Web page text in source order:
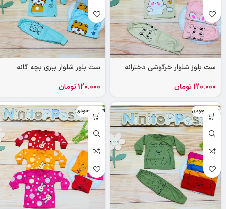
ست بلوز شلوار خرگوشی دخترانه
120.000تومان
ست بلوز شلوار ببری بچه گانه
120.000تومان
اتمام موجودی اتمام موجودی